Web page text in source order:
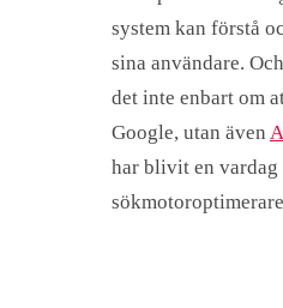
system kan förstå
sina användare.
det inte enbart om
Google, utan även
har blivit en vardag